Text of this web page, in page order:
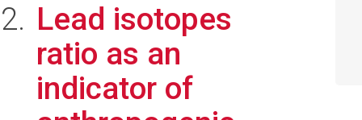
Lead isotopes
ratio as an
indicator of